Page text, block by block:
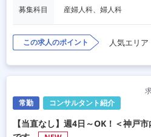
募集科目 産婦人科、婦人科
この求人のポイント 人気エリア
常勤 コンサルタント紹介
【当直なし】週4日～OK！＜神戸